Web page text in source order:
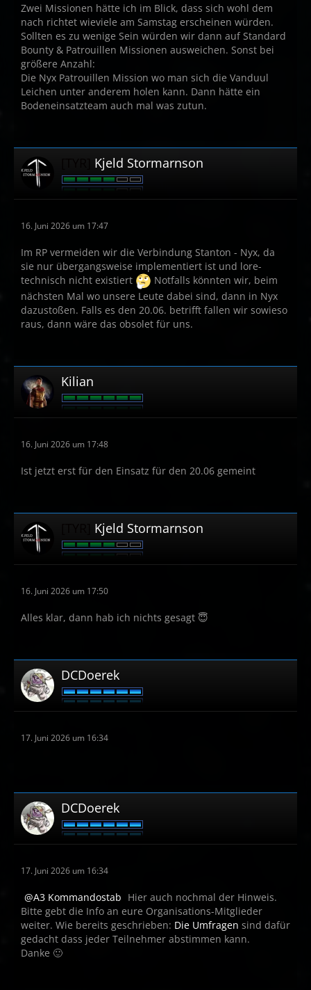
Zwei Missionen hätte ich im Blick, dass sich wohl dem
nach richtet wieviele am Samstag erscheinen würden.
Sollten es zu wenige Sein würden wir dann auf Standard
Bounty & Patrouillen Missionen ausweichen. Sonst bei
größere Anzahl:
Die Nyx Patrouillen Mission wo man sich die Vanduul
Leichen unter anderem holen kann. Dann hätte ein
Bodeneinsatzteam auch mal was zutun.
Kjeld Stormarnson
16. Juni 2026 um 17:47
Im RP vermeiden wir die Verbindung Stanton - Nyx, da
sie nur übergangsweise implementiert ist und lore-
technisch nicht existiert
Notfalls könnten wir, beim
nächsten Mal wo unsere Leute dabei sind, dann in Nyx
dazustoßen. Falls es den 20.06. betrifft fallen wir sowieso
raus, dann wäre das obsolet für uns.
Kilian
16. Juni 2026 um 17:48
Ist jetzt erst für den Einsatz für den 20.06 gemeint
Kjeld Stormarnson
16. Juni 2026 um 17:50
Alles klar, dann hab ich nichts gesagt 😇
DCDoerek
17. Juni 2026 um 16:34
DCDoerek
17. Juni 2026 um 16:34
A3 Kommandostab Hier auch nochmal der Hinweis.
Bitte gebt die Info an eure Organisations-Mitglieder
weiter. Wie bereits geschrieben: Die Umfragen sind dafür
gedacht dass jeder Teilnehmer abstimmen kann.
Danke 🙂